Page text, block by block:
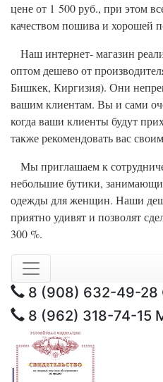
цене от 1 500 руб., при этом
качеством пошива и хорошей
Наш интернет- магазин
оптом дешево от
Бишкек, Киргизия). Они
вашим клиентам. Вы и сами
когда ваши клиенты будут
также рекомендовать вас
Мы приглашаем к
небольшие бутики,
одежды для женщин. Наши
приятно удивят и позволят
300 %.
8 (908) 632-49-28
8 (962) 318-74-15